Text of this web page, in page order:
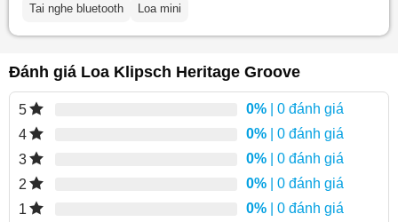
Tai nghe bluetooth
Loa mini
Đánh giá Loa Klipsch Heritage Groove
5 0% | 0 đánh giá
4
0% | 0 đánh giá
3
0% | 0 đánh giá
2
0% | 0 đánh giá
1
0% | 0 đánh giá